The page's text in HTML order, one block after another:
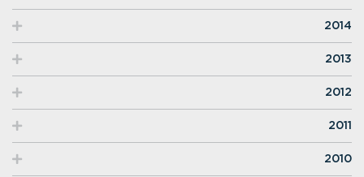
2014
2013
2012
2011
2010